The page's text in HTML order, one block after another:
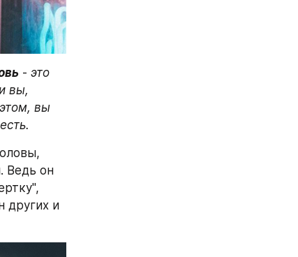
- это
вы,
вы
Ведь он
других и